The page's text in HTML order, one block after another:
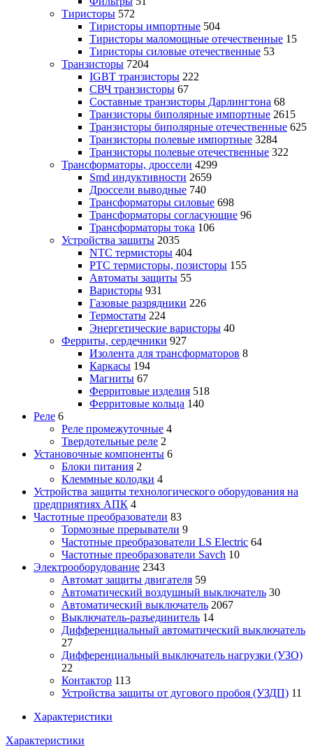
Тиристоры 572
Тиристоры импортные 504
Тиристоры маломощные отечественные 15
Тиристоры силовые отечественные 53
Транзисторы 7204
IGBT транзисторы 222
СВЧ транзисторы 67
Составные транзисторы Дарлингтона 68
Транзисторы биполярные импортные 2615
Транзисторы биполярные отечественные 625
Транзисторы полевые импортные 3284
Транзисторы полевые отечественные 322
Трансформаторы, дроссели 4299
Smd индуктивности 2659
Дроссели выводные 740
Трансформаторы силовые 698
Трансформаторы согласующие 96
Трансформаторы тока 106
Устройства защиты 2035
NTC термисторы 404
PTC термисторы, позисторы 155
Автоматы защиты 55
Варисторы 931
Газовые разрядники 226
Термостаты 224
Энергетические варисторы 40
Ферриты, сердечники 927
Изолента для трансформаторов 8
Каркасы 194
Магниты 67
Ферритовые изделия 518
Ферритовые кольца 140
Реле 6
Реле промежуточные 4
Твердотельные реле 2
Установочные компоненты 6
Блоки питания 2
Клеммные колодки 4
Устройства защиты технологического оборудования на
предприятиях АПК 4
Частотные преобразователи 83
Тормозные прерыватели 9
Частотные преобразователи LS Electric 64
Частотные преобразователи Savch 10
Электрооборудование 2343
Автомат защиты двигателя 59
Автоматический воздушный выключатель 30
Автоматический выключатель 2067
Выключатель-разъединитель 14
Дифференциальный автоматический выключатель
27
Дифференциальный выключатель нагрузки (УЗО)
22
Контактор 113
Устройства защиты от дугового пробоя (УЗДП) 11
Характеристики
Характеристики